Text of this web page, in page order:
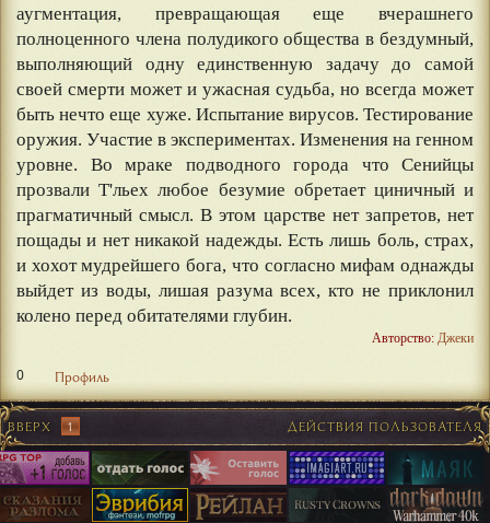
аугментация, превращающая еще вчерашнего
полноценного члена полудикого общества в бездумный,
выполняющий одну единственную задачу до самой
своей смерти может и ужасная судьба, но всегда может
быть нечто еще хуже. Испытание вирусов. Тестирование
оружия. Участие в экспериментах. Изменения на генном
уровне. Во мраке подводного города что Сенийцы
прозвали Т'льех любое безумие обретает циничный и
прагматичный смысл. В этом царстве нет запретов, нет
пощады и нет никакой надежды. Есть лишь боль, страх,
и хохот мудрейшего бога, что согласно мифам однажды
выйдет из воды, лишая разума всех, кто не приклонил
колено перед обитателями глубин.
Авторство: Джеки
0 Профиль
ВВЕРХ 1 ДЕЙСТВИЯ ПОЛЬЗОВАТЕЛЯ